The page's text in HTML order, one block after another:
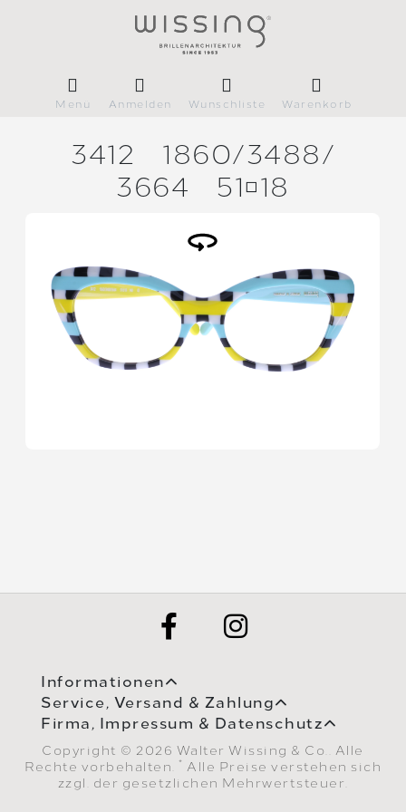
Menü Anmelden Wunschliste Warenkorb
3412 1860/3488/
3664
5118
Informationen
Service, Versand & Zahlung
Firma, Impressum & Datenschutz
Copyright © 2026 Walter Wissing & Co.. Alle
Rechte vorbehalten.
* Alle Preise verstehen sich
zzgl. der gesetzlichen Mehrwertsteuer.